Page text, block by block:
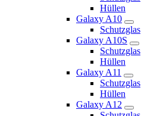
Hüllen
Galaxy A10
Schutzglas
Galaxy A10S
Schutzglas
Hüllen
Galaxy A11
Schutzglas
Hüllen
Galaxy A12